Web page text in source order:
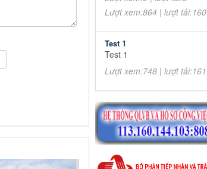
Lượt xem:864 | lượt tải:160
Test 1
Test 1
Lượt xem:748 | lượt tải:161